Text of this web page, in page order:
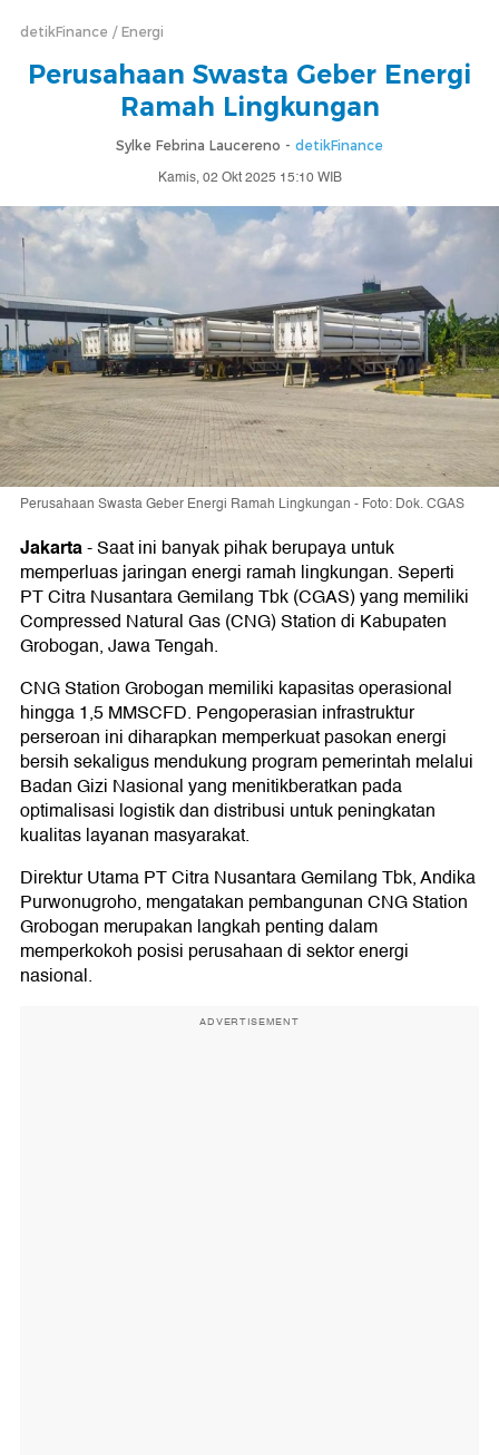
detikFinance Energi
Perusahaan Swasta Geber Energi
Ramah Lingkungan
Sylke Febrina Laucereno - detikFinance
Kamis, 02 Okt 2025 15:10 WIB
Perusahaan Swasta Geber Energi Ramah Lingkungan - Foto: Dok. CGAS
Jakarta-Saat ini banyak pihak berupaya untuk
memperluas jaringan energi ramah lingkungan. Seperti
PT Citra Nusantara Gemilang Tbk (CGAS) yang memiliki
Compressed Natural Gas (CNG) Station di Kabupaten
Grobogan, Jawa Tengah.
CNG Station Grobogan memiliki kapasitas operasional
hingga 1,5 MMSCFD. Pengoperasian infrastruktur
perseroan ini diharapkan memperkuat pasokan energi
bersih sekaligus mendukung program pemerintah melalui
Badan Gizi Nasional yang menitikberatkan pada
optimalisasi logistik dan distribusi untuk peningkatan
kualitas layanan masyarakat.
Direktur Utama PT Citra Nusantara Gemilang Tbk, Andika
Purwonugroho, mengatakan pembangunan CNG Station
Grobogan merupakan langkah penting dalam
memperkokoh posisi perusahaan di sektor energi
nasional.
ADVERTISEMENT